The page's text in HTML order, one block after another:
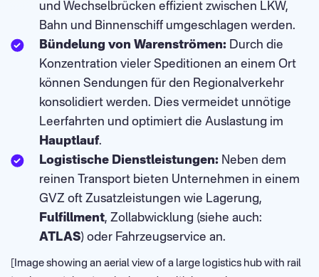
und Wechselbrücken effizient zwischen LKW,
Bahn und Binnenschiff umgeschlagen werden.
Bündelung von Warenströmen: Durch die
Konzentration vieler Speditionen an einem Ort
können Sendungen für den Regionalverkehr
konsolidiert werden. Dies vermeidet unnötige
Leerfahrten und optimiert die Auslastung im
Hauptlauf.
Logistische Dienstleistungen: Neben dem
reinen Transport bieten Unternehmen in einem
GVZ oft Zusatzleistungen wie Lagerung,
Fulfillment, Zollabwicklung (siehe auch:
ATLAS) oder Fahrzeugservice an.
[Image showing an aerial view of a large logistics hub with rail